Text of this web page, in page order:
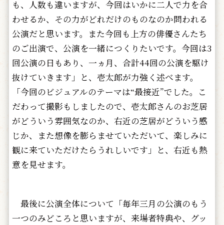
も、人数も違いますが、今回はいかに二人で力を合
わせるか、その力がどれだけのものなのか問われる
公演だと思います。また今回も上方の俳優さんたち
のご出演で、公演を一緒につくりたいです。今回は3
回公演の日もあり、一ヵ月、合計44回の公演を駆け
抜けていきます」と、壱太郎が力強く述べます。
「今回のビジュアルのテーマは‟最接近”でした。こ
だわって撮影もしましたので、壱太郎さんのお芝居
がどういう雰囲気なのか、右近の芝居がどういう感
じか、また想像を膨らませていただいて、楽しみに
観に来ていただけたらうれしいです」と、右近も熱
意を見せます。
最後に公演全体について「毎年三月の公演のもう
一つのみどころと思いますが、来場者特典や、グッ